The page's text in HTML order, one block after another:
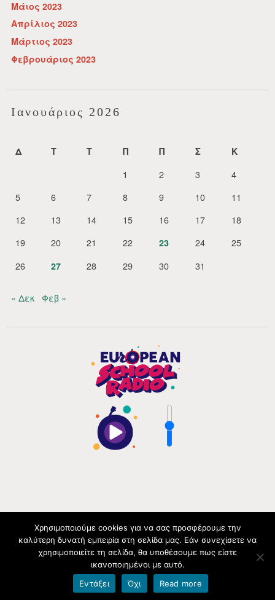
Μάιος 2023
Απρίλιος 2023
Μάρτιος 2023
Φεβρουάριος 2023
Ιανουάριος 2026
Δ Τ Τ Π Π Σ Κ
1 2 3
4
5
6 7 8 9 10
11
12
13 14 15 16 17
18
19
20 21 22 23 24
25
26
27 28 29 30 31
« Δεκ Φεβ »
Φιλοξενείται στο https://blogs.sch.gr |Θέμα: TextBook
WordPress.com .
Όροι χρήσης blogs.sch.gr|Δήλωση προσβασιμότητας
Χρησιμοποιούμε cookies για να σας προσφέρουμε την
καλύτερη δυνατή εμπειρία στη σελίδα μας. Εάν συνεχίσετε να
χρησιμοποιείτε τη σελίδα, θα υποθέσουμε πως είστε
ικανοποιημένοι με αυτό.
Εντάξει
Όχι Read more